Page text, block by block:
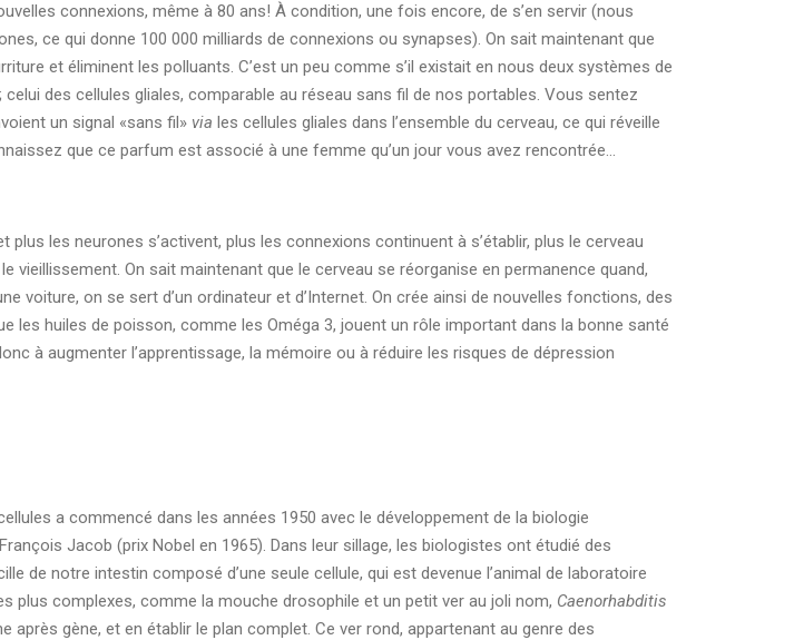
connexions, même à 80 ans! À condition, une fois encore, de s’en servir (nous
ce qui donne 100 000 milliards de connexions ou synapses). On sait maintenant que
et éliminent les polluants. C’est un peu comme s’il existait en nous deux systèmes de
des cellules gliales, comparable au réseau sans fil de nos portables. Vous sentez
un signal «sans fil» via les cellules gliales dans l’ensemble du cerveau, ce qui réveille
que ce parfum est associé à une femme qu’un jour vous avez rencontrée…
les neurones s’activent, plus les connexions continuent à s’établir, plus le cerveau
On sait maintenant que le cerveau se réorganise en permanence quand,
voiture, on se sert d’un ordinateur et d’Internet. On crée ainsi de nouvelles fonctions, des
les huiles de poisson, comme les Oméga 3, jouent un rôle important dans la bonne santé
à augmenter l’apprentissage, la mémoire ou à réduire les risques de dépression
a commencé dans les années 1950 avec le développement de la biologie
Jacob (prix Nobel en 1965). Dans leur sillage, les biologistes ont étudié des
de notre intestin composé d’une seule cellule, qui est devenue l’animal de laboratoire
plus complexes, comme la mouche drosophile et un petit ver au joli nom, Caenorhabditis
gène, et en établir le plan complet. Ce ver rond, appartenant au genre des